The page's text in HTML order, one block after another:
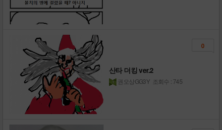
산타 더킹 ver.2
권오상GG3Y 조회수 : 745
0